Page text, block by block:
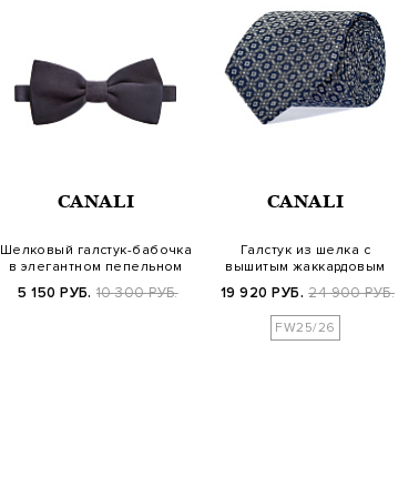
CANALI
Шелковый галстук-бабочка
в элегантном пепельном
5 150 РУБ. 10 300 РУБ.
CANALI
Галстук из шелка с
вышитым жаккардовым
19 920 РУБ. 24 900 РУБ.
FW25/26